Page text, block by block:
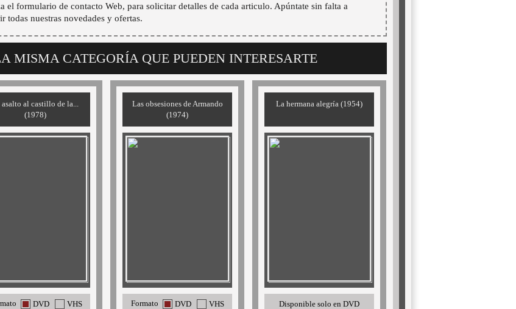
el formulario de contacto Web, para solicitar detalles de cada articulo. Apúntate sin falta a
todas nuestras novedades y ofertas.
MISMA CATEGORÍA QUE PUEDEN INTERESARTE
al castillo de la...
(1978)
DVD VHS
Las obsesiones de Armando
(1974)
Formato DVD VHS
La hermana alegría (1954)
Disponible solo en DVD